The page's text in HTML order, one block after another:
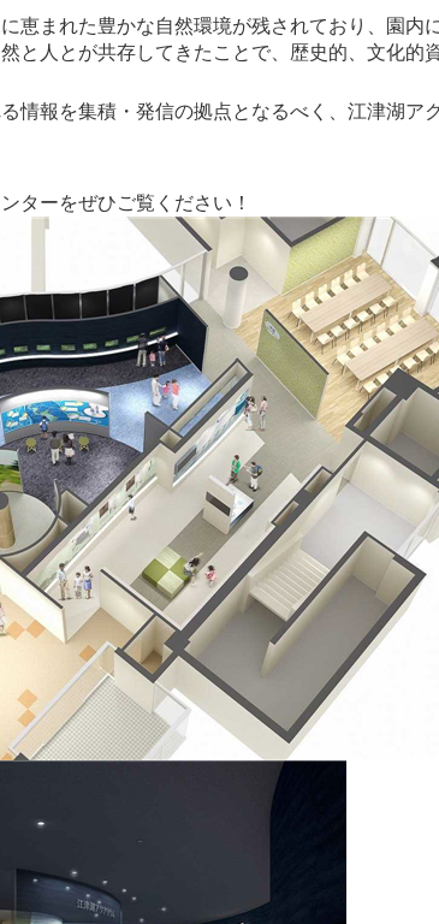
恵まれた豊かな自然環境が残されており、園内
と人とが共存してきたことで、歴史的、文化的
情報を集積・発信の拠点となるべく、江津湖ア
ターをぜひご覧ください！